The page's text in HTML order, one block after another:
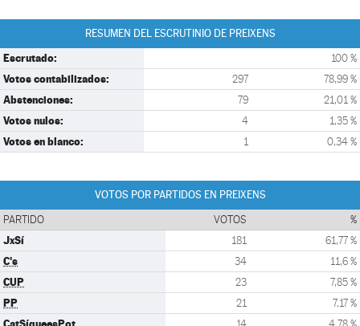
RESUMEN DEL ESCRUTINIO DE PREIXENS
Escrutado: 100 %
Votos contabilizados: 297 78,99 %
Abstenciones: 79 21,01 %
Votos nulos: 4 1,35 %
Votos en blanco: 1 0,34 %
VOTOS POR PARTIDOS EN PREIXENS
PARTIDO VOTOS %
JxSí 181 61,77 %
C's 34 11,6 %
CUP 23 7,85 %
PP 21 7,17 %